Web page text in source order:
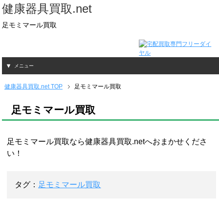
健康器具買取.net
足モミマール買取
メニュー
健康器具買取.net TOP 足モミマール買取
足モミマール買取
足モミマール買取なら健康器具買取.netへおまかせくださ
い！
タグ： 足モミマール買取